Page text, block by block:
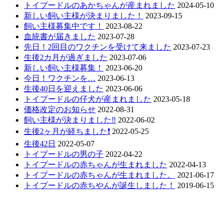
トイプードルのあかちゃんが産まれました 2024-05-10
新しい飼い主様が決まりました！
2023-09-15
飼い主様募集中です！
2023-08-22
血統書が届きました 2023-07-28
先日！2回目のワクチンを受けて来ました 2023-07-23
生後2カ月が過ぎました 2023-07-06
新しい飼い主様募集！
2023-06-20
今日！ワクチンを… 2023-06-13
生後40日を迎えました 2023-06-06
トイプードルの仔犬が産まれました 2023-05-18
価格改定のお知らせ 2022-08-31
飼い主様が決まりました‼️ 2022-06-02
生後2ヶ月が経ちました❗️ 2022-05-25
生後42日 2022-05-07
トイプードルの男の子 2022-04-22
トイプードルの赤ちゃんが生まれました 2022-04-13
トイプードルの赤ちゃんが生まれました。
2021-06-17
トイプードルの赤ちやんが誕生しました！
2019-06-15